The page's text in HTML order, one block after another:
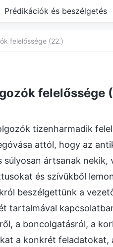
Prédikációk és beszélgetés
felelőssége (22.)
felelőssége
tizenharmadik
attól, hogy az
ártsanak nekik,
és szívükből
beszélgettünk a
tartalmával
a boncolgatásról, a
a konkrét feladatokat,